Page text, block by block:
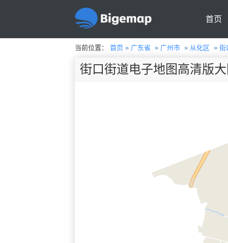
首页
当前位置： 首页» 广东省 » 广州市» 从化区 » 街
街口街道电子地图高清版